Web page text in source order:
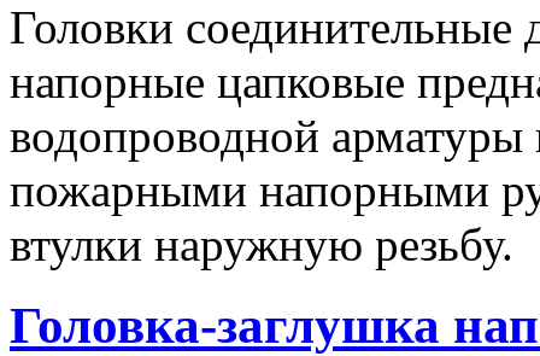
Головки соединительные
напорные цапковые
водопроводной арматуры
пожарными напорными
втулки наружную резьбу.
Головка-заглушка